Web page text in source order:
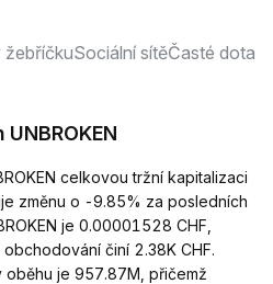
žebříčkuSociální sítěČasté
celkovou tržní kapitalizaci
změnu o -9.85% za posledních
je 0.00001528 CHF,
činí 2.38K CHF.
oběhu je 957.87M, přičemž